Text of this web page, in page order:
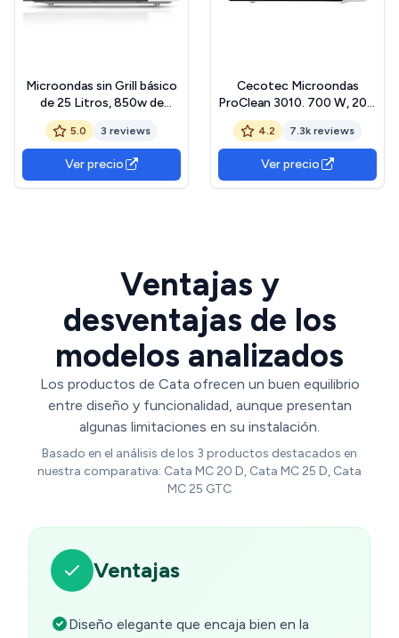
Microondas sin Grill básico
de 25 Litros, 850w de
potencia Sencillo,
temporizador 30min. 5
potencias y
descongelación. Fácil de
usar
5.0 3 reviews
Ver precio
Cecotec Microondas
ProClean 3010. 700 W, 20 L
de capacidad,
Revestimiento
Ready2Clean, Tecnología
3DWave, Modo
Descongelación, 6 Niveles
4.2 7.3k reviews
Ver precio
Ventajas y
desventajas de los
modelos analizados
Los productos de Cata ofrecen un buen equilibrio
entre diseño y funcionalidad, aunque presentan
algunas limitaciones en su instalación.
Basado en el análisis de los 3 productos destacados en
nuestra comparativa: Cata MC 20 D, Cata MC 25 D, Cata
MC 25 GTC
Ventajas
Diseño elegante que encaja bien en la